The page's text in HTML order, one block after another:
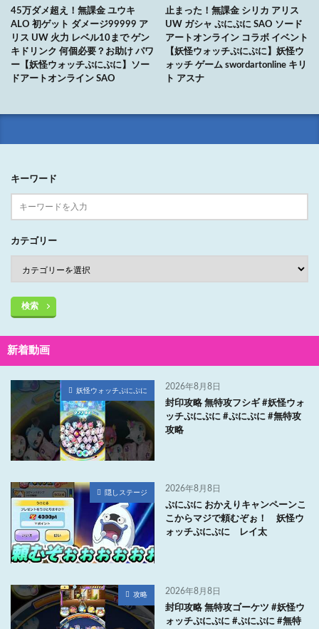
45万ダメ超え！無課金 ユウキ
ALO 初ゲット ダメージ99999 ア
リス UW 火力 レベル10まで ゲン
キドリンク 何個必要？お助け パワ
ー【妖怪ウォッチぷにぷに】ソー
ドアートオンライン SAO
止まった！無課金 シリカ アリス
UW ガシャ ぷにぷに SAO ソード
アートオンライン コラボ イベント
【妖怪ウォッチぷにぷに】妖怪ウ
ォッチ ゲーム swordartonline キリ
ト アスナ
キーワード
カテゴリー
検索
新着動画
妖怪ウォッチぷにぷに 2026年8月8日
封印攻略 無特攻フシギ #妖怪ウォ
ッチぷにぷに #ぷにぷに #無特攻
攻略
隠しステージ 2026年8月8日
ぷにぷに おかえりキャンペーンこ
こからマジで頼むぞぉ！ 妖怪ウ
ォッチぷにぷに レイ太
攻略 2026年8月8日
封印攻略 無特攻ゴーケツ #妖怪ウ
ォッチぷにぷに #ぷにぷに #無特